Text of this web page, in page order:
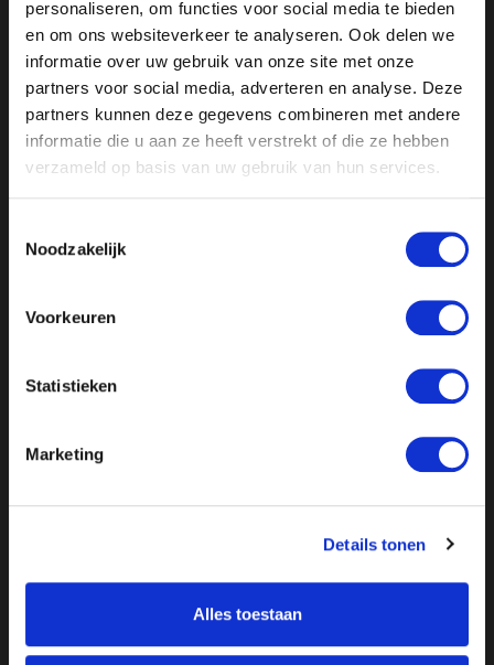
personaliseren, om functies voor social media te bieden
en om ons websiteverkeer te analyseren. Ook delen we
informatie over uw gebruik van onze site met onze
partners voor social media, adverteren en analyse. Deze
partners kunnen deze gegevens combineren met andere
informatie die u aan ze heeft verstrekt of die ze hebben
verzameld op basis van uw gebruik van hun services.
Noodzakelijk
Voorkeuren
Statistieken
Marketing
Details tonen
Alles toestaan
Kijk deel 2
Of luister de uitzending terug op Spotify